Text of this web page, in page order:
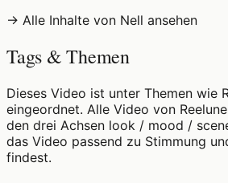
→ Alle Inhalte von Nell ansehen
Tags & Themen
Dieses Video ist unter Themen wie
eingeordnet. Alle Video von
den drei Achsen look / mood /
das Video passend zu Stimmung
findest.